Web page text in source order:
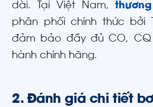
dài. Tại Việt Nam,
phân phối chính thức bởi
đảm bảo đầy đủ CO,
hành chính hãng.
2. Đánh giá chi tiết